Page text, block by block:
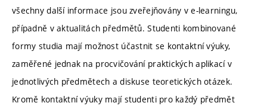
všechny další informace jsou zveřejňovány v e-learningu,
případně v aktualitách předmětů. Studenti kombinované
formy studia mají možnost účastnit se kontaktní výuky,
zaměřené jednak na procvičování praktických aplikací v
jednotlivých předmětech a diskuse teoretických otázek.
Kromě kontaktní výuky mají studenti pro každý předmět